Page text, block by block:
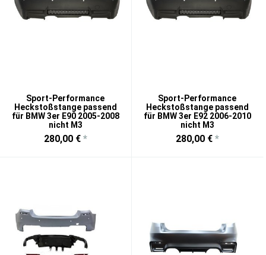
Sport-Performance
Heckstoßstange passend
für BMW 3er E90 2005-2008
nicht M3
280,00 € *
Sport-Performance
Heckstoßstange passend
für BMW 3er E92 2006-2010
nicht M3
280,00 € *